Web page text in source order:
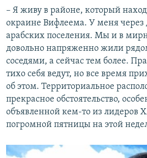
– Я живу в районе, который
окраине Вифлеема. У меня через
арабских поселения. Мы и в
довольно напряженно жили
соседями, а сейчас тем более.
тихо себя ведут, но все время
об этом. Территориальное
прекрасное обстоятельство,
объявленной кем-то из лидеров
погромной пятницы на этой